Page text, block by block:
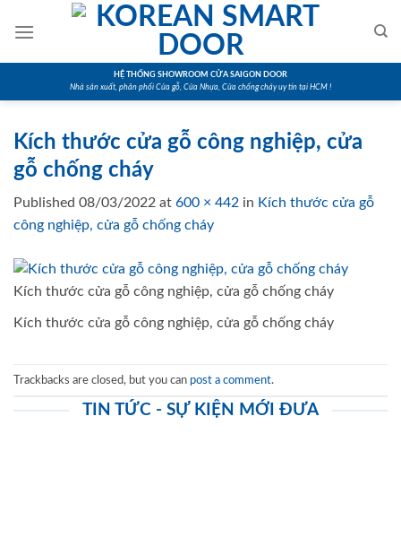
HỆ THỐNG SHOWROOM CỬA SAIGON DOOR
Nhà sản xuất, phân phối Cửa gỗ, Cửa Nhựa, Cửa chống cháy uy tín tại HCM !
Kích thước cửa gỗ công nghiệp, cửa
gỗ chống cháy
Published 08/03/2022 at 600 × 442 in Kích thước cửa gỗ
công nghiệp, cửa gỗ chống cháy
Kích thước cửa gỗ công nghiệp, cửa gỗ chống cháy
Kích thước cửa gỗ công nghiệp, cửa gỗ chống cháy
Trackbacks are closed, but you can post a comment.
TIN TỨC - SỰ KIỆN MỚI ĐƯA